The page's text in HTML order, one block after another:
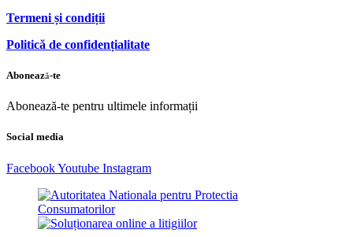
Termeni și condiții
Politică de confidențialitate
Abonează-te
Abonează-te pentru ultimele informații
Social media
FacebookYoutube Instagram